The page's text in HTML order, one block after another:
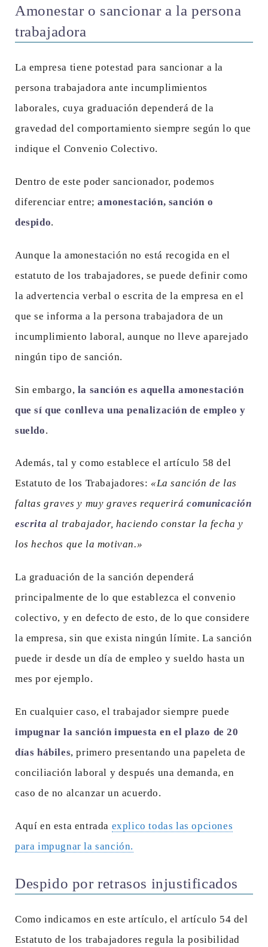
Amonestar o sancionar a la persona
trabajadora
La empresa tiene potestad para sancionar a la
persona trabajadora ante incumplimientos
laborales, cuya graduación dependerá de la
gravedad del comportamiento siempre según lo que
indique el Convenio Colectivo.
Dentro de este poder sancionador, podemos
diferenciar entre;amonestación, sanción o
despido.
Aunque la amonestación no está recogida en el
estatuto de los trabajadores, se puede definir como
la advertencia verbal o escrita de la empresa en el
que se informa a la persona trabajadora de un
incumplimiento laboral, aunque no lleve aparejado
ningún tipo de sanción.
Sin embargo, la sanción es aquella amonestación
que sí que conlleva una penalización de empleo y
sueldo.
Además, tal y como establece el artículo 58 del
Estatuto de los Trabajadores: «La sanción de las
faltas graves y muy graves requerirácomunicación
escrita al trabajador, haciendo constar la fecha y
los hechos que la motivan.»
La graduación de la sanción dependerá
principalmente de lo que establezca el convenio
colectivo, y en defecto de esto, de lo que considere
la empresa, sin que exista ningún límite. La sanción
puede ir desde un día de empleo y sueldo hasta un
mes por ejemplo.
En cualquier caso, el trabajador siempre puede
impugnar la sanción impuesta en el plazo de 20
días hábiles, primero presentando una papeleta de
conciliación laboral y después una demanda, en
caso de no alcanzar un acuerdo.
Aquí en esta entrada explico todas las opciones
para impugnar la sanción.
Despido por retrasos injustificados
Como indicamos en este artículo, el artículo 54 del
Estatuto de los trabajadores regula la posibilidad